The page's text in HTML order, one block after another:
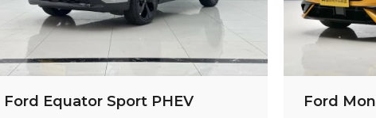
Ford Equator Sport PHEV Ford